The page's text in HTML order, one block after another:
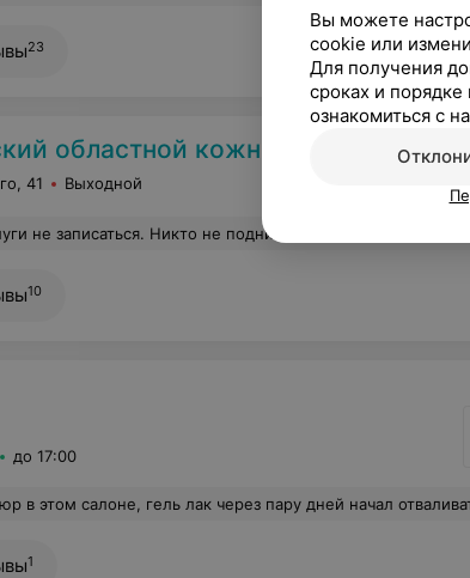
23
кожно-венерологический диспансер
41 Выходной
поднимает трубку, приехала и кабинет закрыт. В регистратуре неприветливо ответили может вышла, значит ждите. Тишина уже полчаса. Думаю, что не добьюсь
10
до 17:00
салоне, гель лак через пару дней начал отваливаться, не
1
Вы можете
cookie или
Для получения
сроках и
ознакомиться с